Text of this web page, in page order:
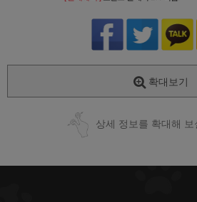
확대보기
상세 정보를 확대해